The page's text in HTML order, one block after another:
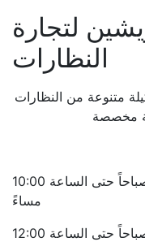
لتجارة
النظارات
متنوعة من النظارات
الأحد - الخميس من الساعة 10:00 صباحاً حتى الساعة 10:00
مساءً
الجمعة - السبت من الساعة 10:00 صباحاً حتى الساعة 12:00